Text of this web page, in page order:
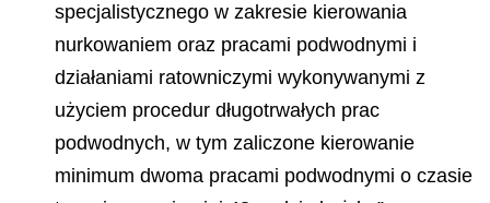
specjalistycznego w zakresie kierowania
nurkowaniem oraz pracami podwodnymi i
działaniami ratowniczymi wykonywanymi z
użyciem procedur długotrwałych prac
podwodnych, w tym zaliczone kierowanie
minimum dwoma pracami podwodnymi o czasie